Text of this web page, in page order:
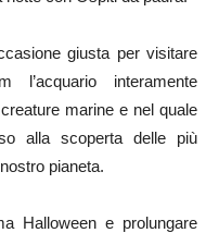
giusta per visitare
l’acquario interamente
marine e nel quale
alla scoperta delle più
pianeta.
Halloween e prolungare